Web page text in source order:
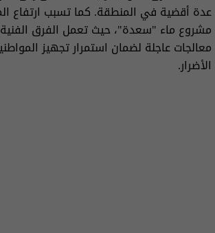
عدة أقضية في المنطقة. كما تسبب ارتفاع
مشروع ماء "سعدة"، حيث تعمل الفرق الفنية
معالجات عاجلة لضمان استمرار تجهيز
الأضرار.